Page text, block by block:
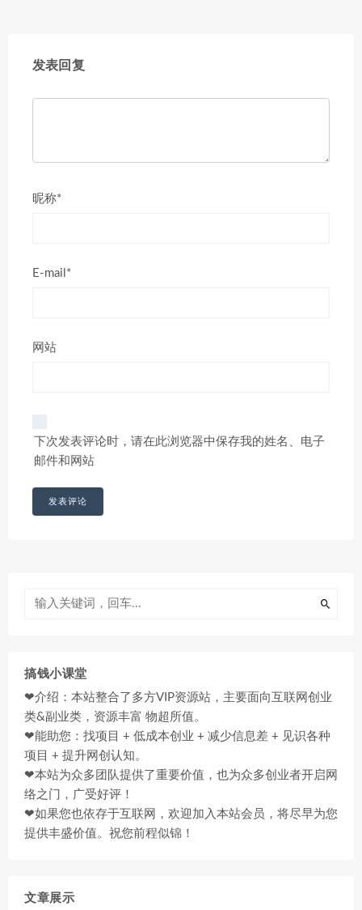
发表回复
昵称*
E-mail*
网站
下次发表评论时，请在此浏览器中保存我的姓名、电子
邮件和网站
搞钱小课堂
❤介绍：本站整合了多方VIP资源站，主要面向互联网创业
类&副业类，资源丰富 物超所值。
❤能助您：找项目 + 低成本创业 + 减少信息差 + 见识各种
项目 + 提升网创认知。
❤本站为众多团队提供了重要价值，也为众多创业者开启网
络之门，广受好评！
❤如果您也依存于互联网，欢迎加入本站会员，将尽早为您
提供丰盛价值。祝您前程似锦！
文章展示